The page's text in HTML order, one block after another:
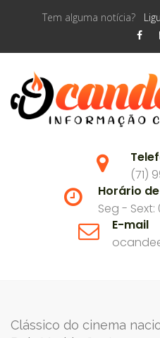
Tem alguma notícia?
(71)
Horário
Seg - Sext:
E-mail
Clássico do cinema